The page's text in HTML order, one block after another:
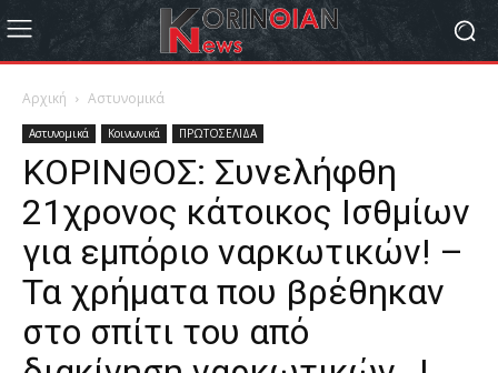
Αρχική Αστυνομικά
Αστυνομικά Κοινωνικά ΠΡΩΤΟΣΕΛΙΔΑ
ΚΟΡΙΝΘΟΣ: Συνελήφθη
21χρονος κάτοικος Ισθμίων
για εμπόριο ναρκωτικών! –
Τα χρήματα που βρέθηκαν
στο σπίτι του από